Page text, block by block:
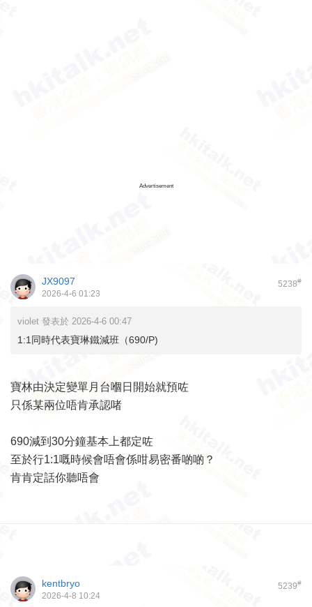
Advertisement
5238#
JX9097
2026-4-6 01:23
violet 發表於 2026-4-6 00:47
1:1同時代表寶琳鐵減班（690/P)
寶林由決定變單月台嗰日開始就預咗
只係某兩位唔肯承認啫
690減到30分鐘基本上都定咗
至於行1:1嘅時候會唔會係咁易密番啲啲？
肯肯定話你聽唔會
5239#
kentbryo
2026-4-8 10:24